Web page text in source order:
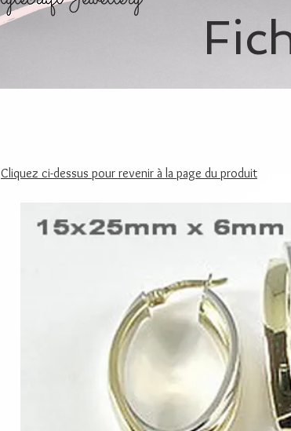
Cliquez ci-dessus pour revenir à la page du produit